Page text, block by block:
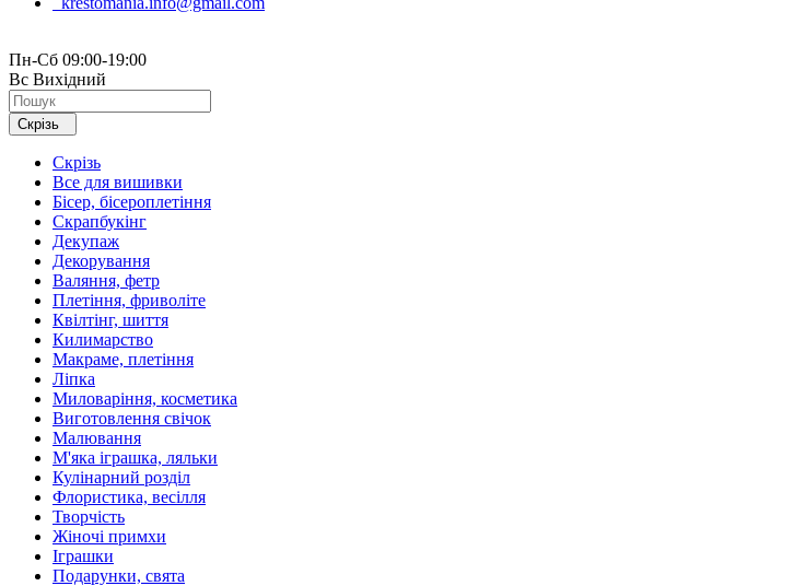
Пн-Сб 09:00-19:00
Вс Вихідний
Скрізь
Скрізь
Все для вишивки
Бісер, бісероплетіння
Скрапбукінг
Декупаж
Декорування
Валяння, фетр
Плетіння, фриволіте
Квілтінг, шиття
Килимарство
Макраме, плетіння
Ліпка
Миловаріння, косметика
Виготовлення свічок
Малювання
М'яка іграшка, ляльки
Кулінарний розділ
Флористика, весілля
Творчість
Жіночі примхи
Іграшки
Подарунки, свята